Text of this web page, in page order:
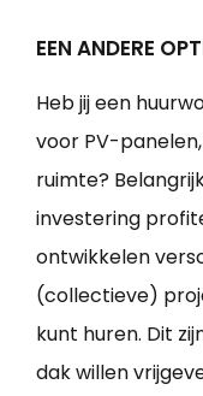
EEN ANDERE
Heb jij een
voor PV-
ruimte?
investering
ontwikkelen
(collectieve)
kunt huren. Dit
dak willen